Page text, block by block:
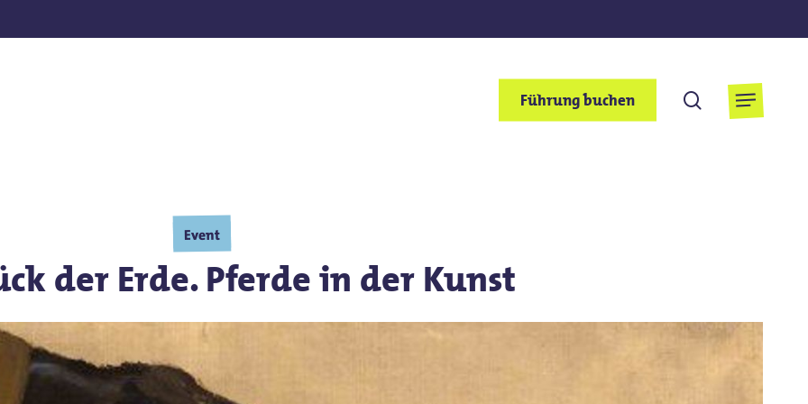
Führung buchen suchen
Menu
Event
der Erde. Pferde in der Kunst